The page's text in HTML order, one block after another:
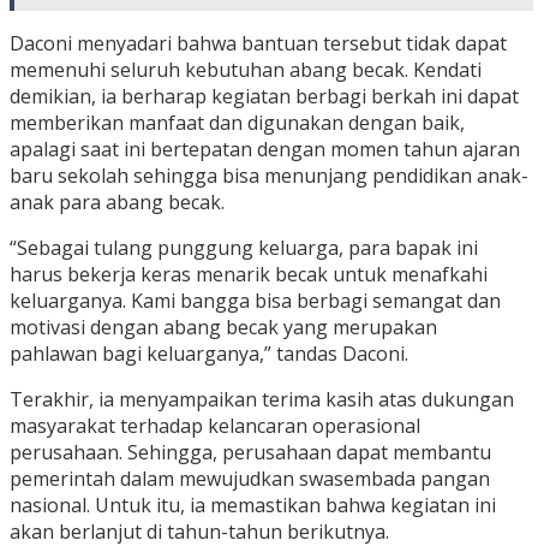
Daconi menyadari bahwa bantuan tersebut tidak dapat
memenuhi seluruh kebutuhan abang becak. Kendati
demikian, ia berharap kegiatan berbagi berkah ini dapat
memberikan manfaat dan digunakan dengan baik,
apalagi saat ini bertepatan dengan momen tahun ajaran
baru sekolah sehingga bisa menunjang pendidikan anak-
anak para abang becak.
“Sebagai tulang punggung keluarga, para bapak ini
harus bekerja keras menarik becak untuk menafkahi
keluarganya. Kami bangga bisa berbagi semangat dan
motivasi dengan abang becak yang merupakan
pahlawan bagi keluarganya,” tandas Daconi.
Terakhir, ia menyampaikan terima kasih atas dukungan
masyarakat terhadap kelancaran operasional
perusahaan. Sehingga, perusahaan dapat membantu
pemerintah dalam mewujudkan swasembada pangan
nasional. Untuk itu, ia memastikan bahwa kegiatan ini
akan berlanjut di tahun-tahun berikutnya.